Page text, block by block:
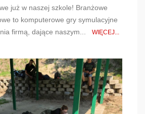
już w naszej szkole! Branżowe
to komputerowe gry symulacyjne
firmą, dające naszym... WIĘCEJ...